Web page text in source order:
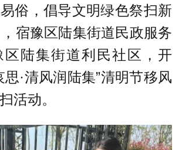
俗，倡导文明绿色祭扫新
宿豫区陆集街道民政服务
区陆集街道利民社区，开
思·清风润陆集”清明节移风
活动。